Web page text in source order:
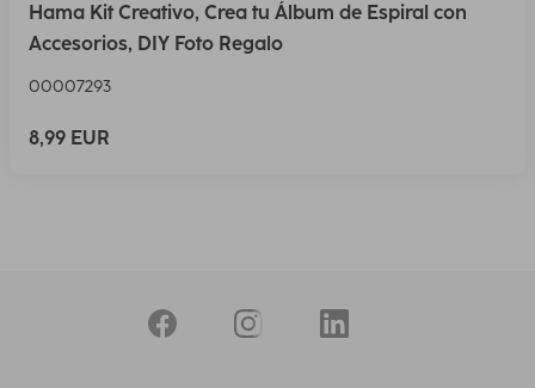
Hama Kit Creativo, Crea tu Álbum de Espiral con
Accesorios, DIY Foto Regalo
00007293
8,99 EUR